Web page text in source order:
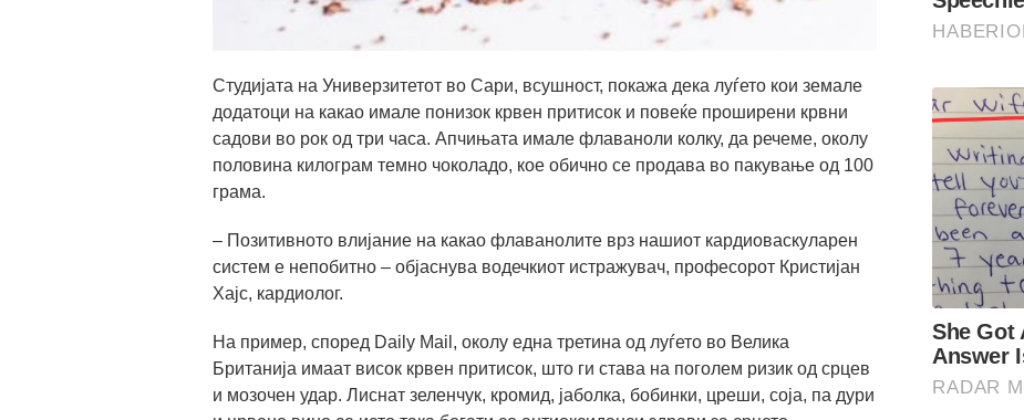
Студијата на Универзитетот во Сари, всушност, покажа дека луѓето кои земале
додатоци на какао имале понизок крвен притисок и повеќе проширени крвни
садови во рок од три часа. Апчињата имале флаваноли колку, да речеме, околу
половина килограм темно чоколадо, кое обично се продава во пакување од 100
грама.
– Позитивното влијание на какао флаванолите врз нашиот кардиоваскуларен
систем е непобитно – објаснува водечкиот истражувач, професорот Кристијан
Хајс, кардиолог.
На пример, според Daily Mail, околу една третина од луѓето во Велика
Британија имаат висок крвен притисок, што ги става на поголем ризик од срцев
и мозочен удар. Лиснат зеленчук, кромид, јаболка, бобинки, цреши, соја, па дури